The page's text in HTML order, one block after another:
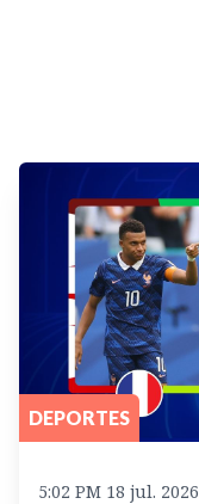
DEPORTES
5:02 PM 18 jul. 2026